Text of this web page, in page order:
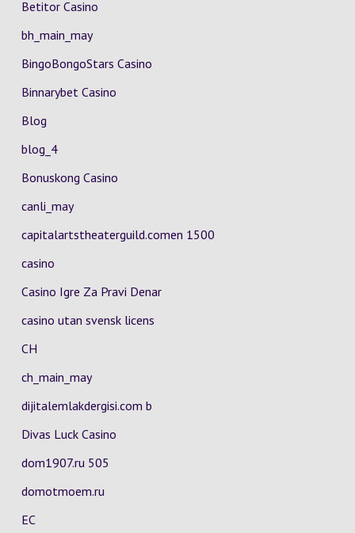
Betitor Casino
bh_main_may
BingoBongoStars Casino
Binnarybet Casino
Blog
blog_4
Bonuskong Casino
canli_may
capitalartstheaterguild.comen 1500
casino
Casino Igre Za Pravi Denar
casino utan svensk licens
CH
ch_main_may
dijitalemlakdergisi.com b
Divas Luck Casino
dom1907.ru 505
domotmoem.ru
EC